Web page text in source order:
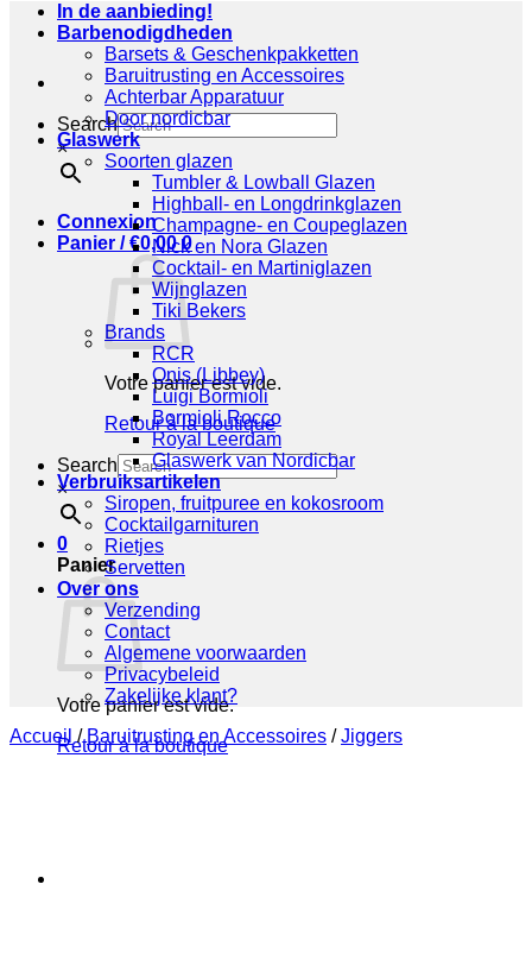
Search
×
Connexion
Panier /€0,00 0
Votre panier est vide.
Retour à la boutique
Search
×
0
Panier
Votre panier est vide.
Retour à la boutique
In de aanbieding!
Barbenodigdheden
Barsets & Geschenkpakketten
Baruitrusting en Accessoires
Achterbar Apparatuur
Door nordicbar
Glaswerk
Soorten glazen
Tumbler & Lowball Glazen
Highball- en Longdrinkglazen
Champagne- en Coupeglazen
Nick en Nora Glazen
Cocktail- en Martiniglazen
Wijnglazen
Tiki Bekers
Brands
RCR
Onis (Libbey)
Luigi Bormioli
Bormioli Rocco
Royal Leerdam
Glaswerk van Nordicbar
Verbruiksartikelen
Siropen, fruitpuree en kokosroom
Cocktailgarnituren
Rietjes
Servetten
Over ons
Verzending
Contact
Algemene voorwaarden
Privacybeleid
Zakelijke klant?
Accueil / Baruitrusting en Accessoires / Jiggers